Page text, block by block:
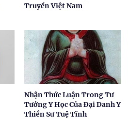
Truyền Việt Nam
Nhận Thức Luận Trong Tư
Tưởng Y Học Của Đại Danh Y
Thiền Sư Tuệ Tĩnh